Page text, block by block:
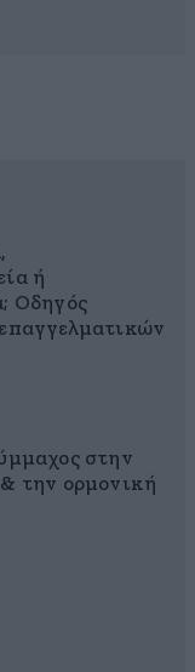
ή
Οδηγός
στην
την ορμονική